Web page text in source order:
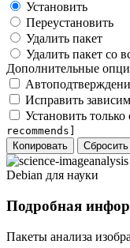
Установить
Переустановить
Удалить пакет
Удалить пакет со
Дополнительные
Исправить
Установить
recommends]
Копировать
Сбросить
Подробная
Пакеты анализа